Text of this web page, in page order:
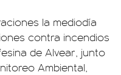
la mediodía
contra incendios
de Alvear, junto
Ambiental,